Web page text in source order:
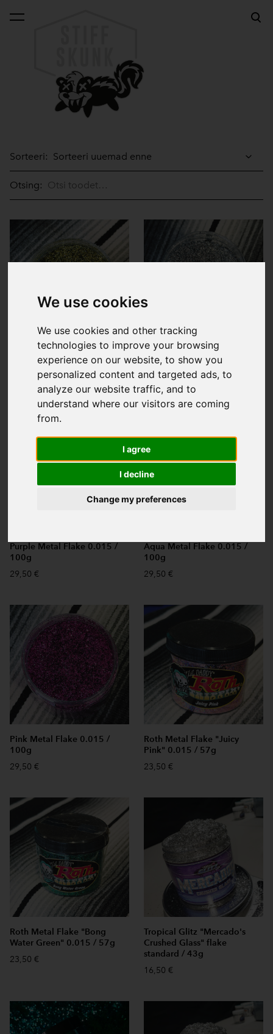
We use cookies
We use cookies and other tracking
technologies to improve your browsing
experience on our website, to show you
personalized content and targeted ads, to
analyze our website traffic, and to
understand where our visitors are coming
from.
I agree
I decline
Change my preferences
lisati ostukorvi.
Sorteeri:
Otsing:
Green Gold Metal Flake
0.015 / 100g
29,50 €
Silver Metal Flake 0.015 /
100g
29,50 €
Purple Metal Flake 0.015 /
100g
29,50 €
Aqua Metal Flake 0.015 /
100g
29,50 €
Pink Metal Flake 0.015 /
100g
29,50 €
Roth Metal Flake "Juicy
Pink" 0.015 / 57g
23,50 €
Roth Metal Flake "Bong
Water Green" 0.015 / 57g
23,50 €
Tropical Glitz "Mercado's
Crushed Glass" flake
standard / 43g
16,50 €